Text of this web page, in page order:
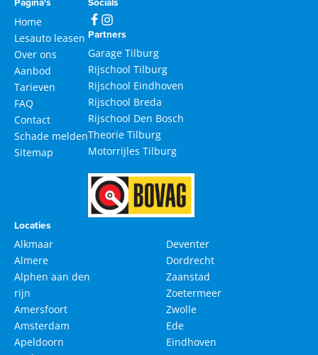
Home
Lesauto leasen
Over ons
Aanbod
Tarieven
FAQ
Contact
Schade melden
Sitemap
Locaties
Alkmaar
Almere
Alphen aan den
rijn
Amersfoort
Amsterdam
Apeldoorn
Deventer
Dordrecht
Zaanstad
Zoetermeer
Zwolle
Ede
Eindhoven
Partners
Garage Tilburg
Rijschool Tilburg
Rijschool Eindhoven
Rijschool Breda
Rijschool Den Bosch
Theorie Tilburg
Motorrijles Tilburg